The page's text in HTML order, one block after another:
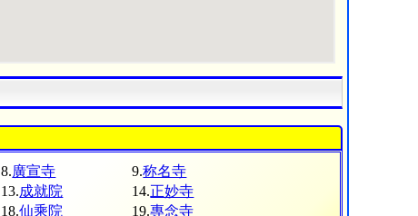
8.廣宣寺 9.称名寺
13.成就院 14.正妙寺
18.仙乘院 19.專念寺